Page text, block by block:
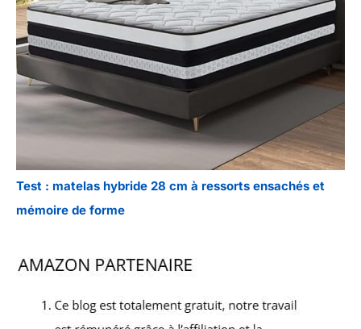
Test : matelas hybride 28 cm à ressorts ensachés et
mémoire de forme